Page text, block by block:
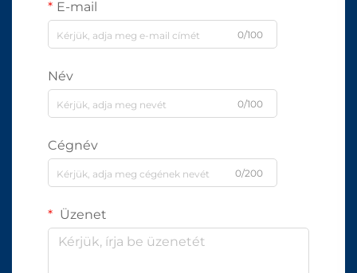
E-mail
0/100
Név
0/100
Cégnév
0/200
Üzenet